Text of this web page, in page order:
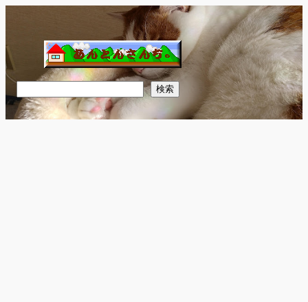
を
ス
キ
ッ
プ
索
検索